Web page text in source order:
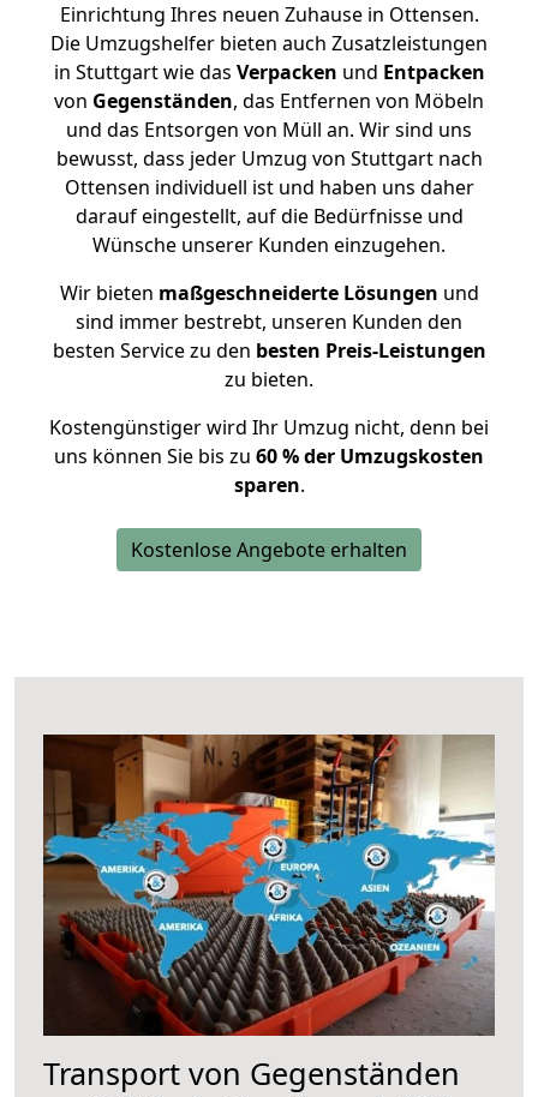
Einrichtung Ihres neuen Zuhause in Ottensen.
Die Umzugshelfer bieten auch Zusatzleistungen
in Stuttgart wie das Verpacken und Entpacken
von Gegenständen, das Entfernen von Möbeln
und das Entsorgen von Müll an. Wir sind uns
bewusst, dass jeder Umzug von Stuttgart nach
Ottensen individuell ist und haben uns daher
darauf eingestellt, auf die Bedürfnisse und
Wünsche unserer Kunden einzugehen.
Wir bieten maßgeschneiderte Lösungen und
sind immer bestrebt, unseren Kunden den
besten Service zu den besten Preis-Leistungen
zu bieten.
Kostengünstiger wird Ihr Umzug nicht, denn bei
uns können Sie bis zu 60 % der Umzugskosten
sparen.
Kostenlose Angebote erhalten
Transport von Gegenständen